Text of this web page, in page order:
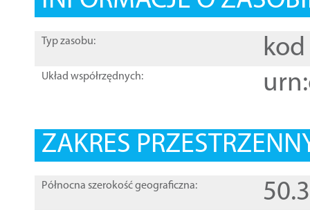
Typ zasobu: kod
Układ współrzędnych:
ZAKRES
Północna szerokość geograficzna: